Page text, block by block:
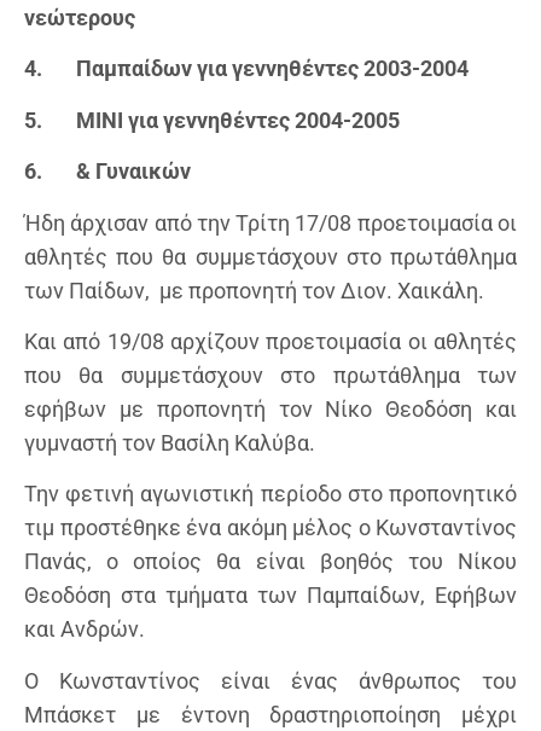
νεώτερους
4. Παμπαίδων για γεννηθέντες 2003-2004
5. ΜΙΝΙ για γεννηθέντες 2004-2005
6. & Γυναικών
Ήδη άρχισαν από την Τρίτη 17/08 προετοιμασία οι
αθλητές που θα συμμετάσχουν στο πρωτάθλημα
των Παίδων, με προπονητή τον Διον. Χαικάλη.
Και από 19/08 αρχίζουν προετοιμασία οι αθλητές
που θα συμμετάσχουν στο πρωτάθλημα των
εφήβων με προπονητή τον Νίκο Θεοδόση και
γυμναστή τον Βασίλη Καλύβα.
Την φετινή αγωνιστική περίοδο στο προπονητικό
τιμ προστέθηκε ένα ακόμη μέλος ο Κωνσταντίνος
Πανάς, ο οποίος θα είναι βοηθός του Νίκου
Θεοδόση στα τμήματα των Παμπαίδων, Εφήβων
και Ανδρών.
Ο Κωνσταντίνος είναι ένας άνθρωπος του
Μπάσκετ με έντονη δραστηριοποίηση μέχρι